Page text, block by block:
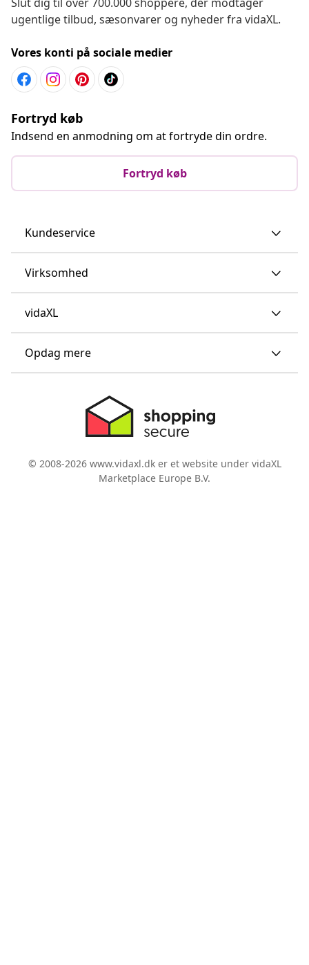
ugentlige tilbud, sæsonvarer og nyheder fra vidaXL.
Vores konti på sociale medier
Fortryd køb
Indsend en anmodning om at fortryde din ordre.
Fortryd køb
Kundeservice
Virksomhed
vidaXL
Opdag mere
© 2008-2026 www.vidaxl.dk er et website under vidaXL
Marketplace Europe B.V.